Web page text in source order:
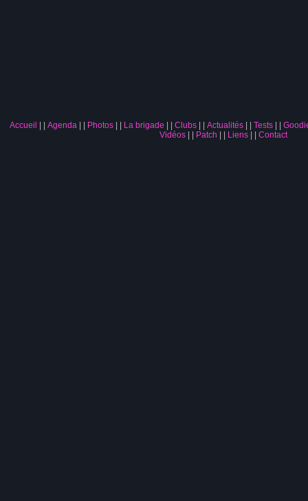
Accueil | Agenda | Photos| La brigade | Clubs| Actualités| Tests|
Vidéos| Patch | Liens| Contact